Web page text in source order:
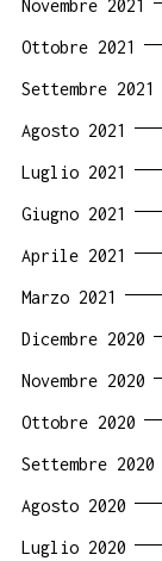
Novembre 2021
Ottobre 2021
Settembre 2021
Agosto 2021
Luglio 2021
Giugno 2021
Aprile 2021
Marzo 2021
Dicembre 2020
Novembre 2020
Ottobre 2020
Settembre 2020
Agosto 2020
Luglio 2020